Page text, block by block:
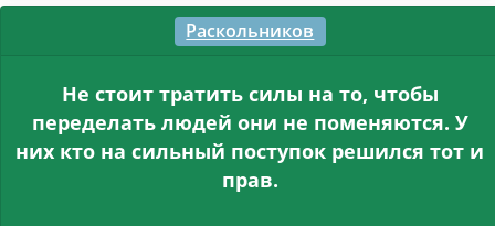
Раскольников
Не стоит тратить силы на то, чтобы
переделать людей они не поменяются. У
них кто на сильный поступок решился тот и
прав.